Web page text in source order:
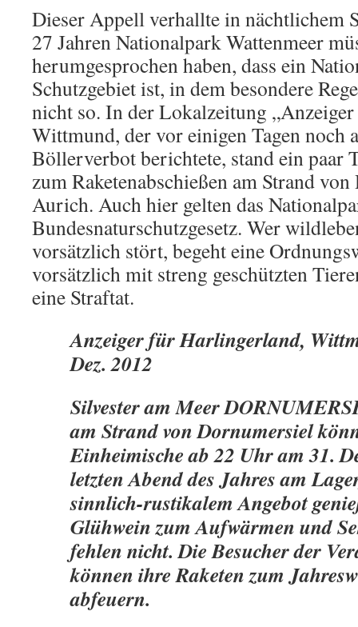
Dieser Appell verhallte in nächtlichem
27 Jahren Nationalpark Wattenmeer
herumgesprochen haben, dass ein
Schutzgebiet ist, in dem besondere
nicht so. In der Lokalzeitung
Wittmund, der vor einigen Tagen noch
Böllerverbot berichtete, stand ein paar
zum Raketenabschießen am Strand
Aurich. Auch hier gelten das
Bundesnaturschutzgesetz. Wer
vorsätzlich stört, begeht eine
vorsätzlich mit streng geschützten
eine Straftat.
Anzeiger für Harlingerland,
Dez. 2012
Silvester am Meer
am Strand von Dornumersiel
Einheimische ab 22 Uhr am 31.
letzten Abend des Jahres am
sinnlich-rustikalem Angebot
Glühwein zum Aufwärmen und
fehlen nicht. Die Besucher der
können ihre Raketen zum
abfeuern.